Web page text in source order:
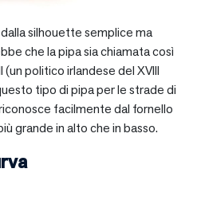
silhouette semplice ma
che la pipa sia chiamata così
(un politico irlandese del XVIII
tipo di pipa per le strade di
facilmente dal fornello
grande in alto che in basso.